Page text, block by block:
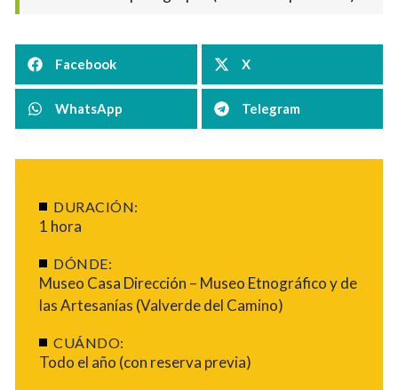
Facebook X
WhatsApp Telegram
DURACIÓN:
1 hora
DÓNDE:
Museo Casa Dirección – Museo Etnográfico y de
las Artesanías (Valverde del Camino)
CUÁNDO:
Todo el año (con reserva previa)